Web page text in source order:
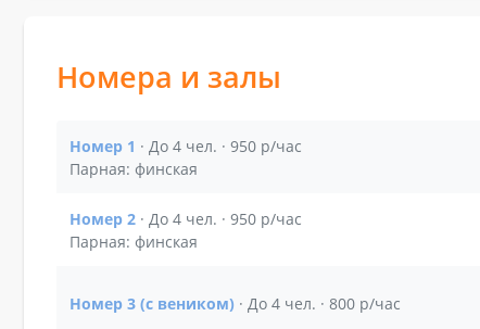
Номера и залы
Номер 1 · До 4 чел. · 950 р/час
Парная: финская
Показать подробности зала Номер 1
Номер 2 · До 4 чел. · 950 р/час
Парная: финская
Показать подробности зала Номер 2
Номер 3 (с веником) · До 4 чел. · 800 р/час
Показать подробности зала Номер 3 (с веником)